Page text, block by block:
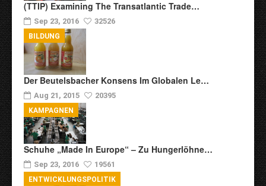
(TTIP) Examining The Transatlantic Trade…
Sep 23, 2016 32526
Der Beutelsbacher Konsens Im Globalen Le…
Aug 21, 2015 20395
BILDUNG
Schuhe „Made In Europe“ – Zu Hungerlöhne…
Sep 23, 2016 19561
KAMPAGNEN
ENTWICKLUNGSPOLITIK